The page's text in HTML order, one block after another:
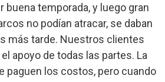
temporada, y luego gran
no podían atracar, se daban
más tarde. Nuestros clientes
apoyo de todas las partes. La
paguen los costos, pero cuando